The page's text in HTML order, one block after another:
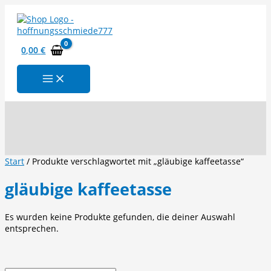
Inhalt
springen
0,00€
Start / Produkte verschlagwortet mit „gläubige kaffeetasse“
gläubige kaffeetasse
Es wurden keine Produkte gefunden, die deiner Auswahl
entsprechen.